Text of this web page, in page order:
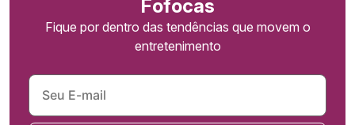
Fofocas
Fique por dentro das tendências que movem o
entretenimento